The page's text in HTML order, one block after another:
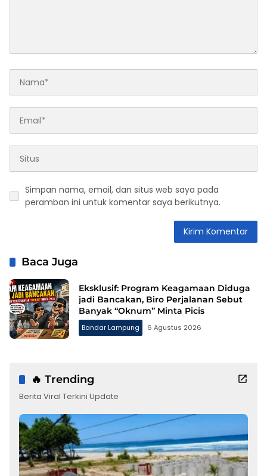
Simpan nama, email, dan situs web saya pada
peramban ini untuk komentar saya berikutnya.
Baca Juga
Eksklusif: Program Keagamaan Diduga
jadi Bancakan, Biro Perjalanan Sebut
Banyak “Oknum” Minta Picis
Bandar Lampung 6 Agustus 2026
🔥 Trending
Berita Viral Terkini Update